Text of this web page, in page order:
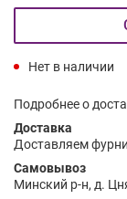
Нет в наличии
Подробнее о
Доставка
Доставляем
Самовывоз
Минский р-н, д.